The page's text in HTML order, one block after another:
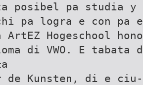
posibel pa studia
pa logra e con pa
ArtEZ Hogeschool
di VWO. E
de Kunsten, di e